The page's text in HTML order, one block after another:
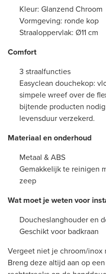
Kleur: Glanzend Chroom
Vormgeving: ronde kop
Straaloppervlak: Ø11 cm
Comfort
3 straalfuncties
Easyclean douchekop:
simpele wreef over de
bijtende producten
levensduur verzekerd.
Materiaal en onderhoud
Metaal & ABS
Gemakkelijk te reinigen
zeep
Wat moet je weten voor
Doucheslanghouder en
Geschikt voor badkraan
Vergeet niet je chroom/inox
Breng deze altijd aan op